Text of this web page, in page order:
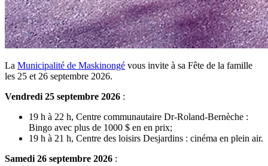
La Municipalité de Maskinongé vous invite à sa Fête de la famille
les 25 et 26 septembre 2026.
Vendredi 25 septembre 2026 :
19 h à 22 h, Centre communautaire Dr-Roland-Bernèche :
Bingo avec plus de 1000 $ en en prix;
19 h à 21 h, Centre des loisirs Desjardins : cinéma en plein air.
Samedi 26 septembre 2026 :